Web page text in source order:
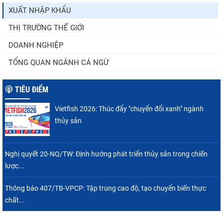
trong khi nguồn cung...
XUẤT NHẬP KHẨU
THỊ TRƯỜNG THẾ GIỚI
DOANH NGHIỆP
TỔNG QUAN NGÀNH CÁ NGỪ
TIÊU ĐIỂM
Vietfish 2026: Thúc đẩy "chuyển đổi xanh" ngành
thủy sản
Nghị quyết 20-NQ/TW: Định hướng phát triển thủy sản trong chiến
lược...
Thông báo 407/TB-VPCP: Tập trung cao độ, tạo chuyển biến thực
chất...